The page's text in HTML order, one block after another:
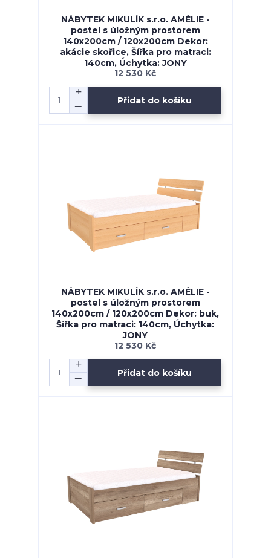
NÁBYTEK MIKULÍK s.r.o. AMÉLIE -
postel s úložným prostorem
140x200cm / 120x200cm Dekor:
akácie skořice, Šířka pro matraci:
140cm, Úchytka: JONY
12 530 Kč
Přidat do košíku
NÁBYTEK MIKULÍK s.r.o. AMÉLIE -
postel s úložným prostorem
140x200cm / 120x200cm Dekor: buk,
Šířka pro matraci: 140cm, Úchytka:
JONY
12 530 Kč
Přidat do košíku